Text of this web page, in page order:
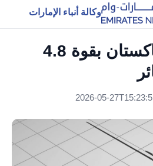
وكالة أنباء الإمارات
زلزال يضرب باكستان بقوة 4.8
2026-05-